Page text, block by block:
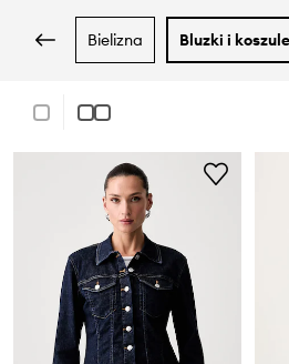
bielizna bluzki i koszule